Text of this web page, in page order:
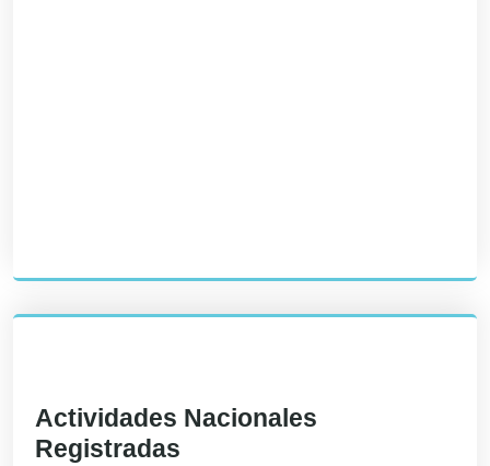
Actividades Nacionales
Registradas